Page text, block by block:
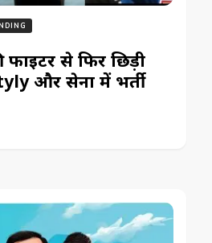
से फिर छिड़ी
और सेना में भर्ती